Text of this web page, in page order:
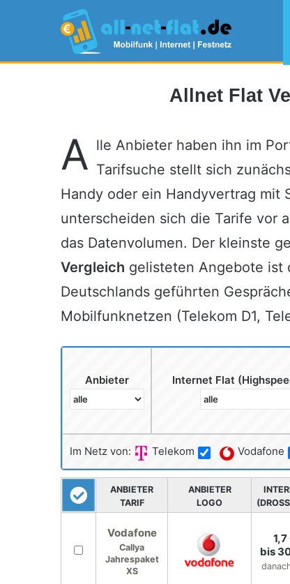
Allnet Flat
A lle Anbieter haben ihn im
Tarifsuche stellt sich
Handy oder ein Handyvertrag mit
unterscheiden sich die Tarife vor
das Datenvolumen. Der kleinste
Vergleich gelisteten Angebote ist
Deutschlands geführten
Mobilfunknetzen (Telekom D1,
Anbieter Internet Flat
Im Netz von: Telekom Vodafone
ANBIETER
TARIF
ANBIETER
LOGO
Vodafone
Callya
Jahrespaket
XS
1,7
bis